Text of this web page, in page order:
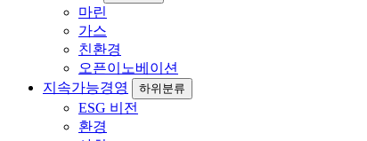
마린
가스
친환경
오픈이노베이션
지속가능경영
하위분류
ESG 비전
환경